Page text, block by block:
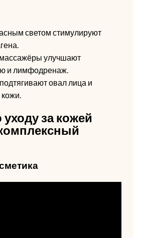
светом стимулируют
улучшают
и лимфодренаж.
овал лица и
за кожей